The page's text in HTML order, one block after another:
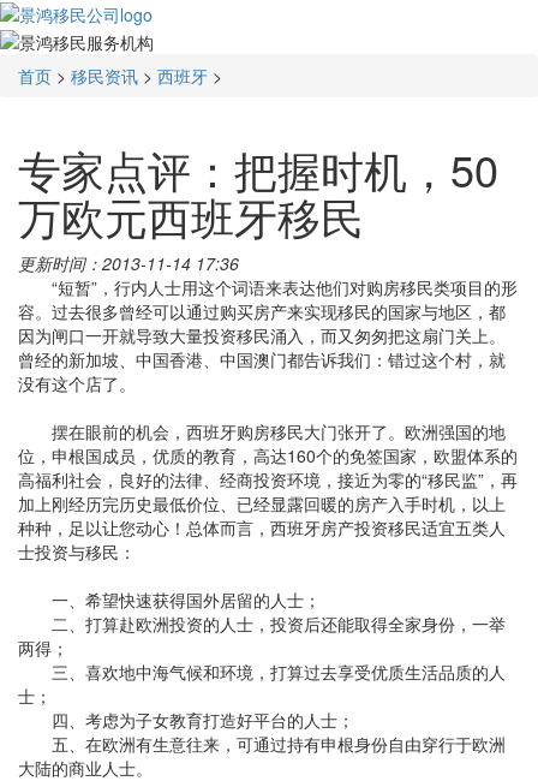
首页 > 移民资讯 > 西班牙 >
专家点评：把握时机，50
万欧元西班牙移民
更新时间：2013-11-14 17:36
“短暂”，行内人士用这个词语来表达他们对购房移民类项目的形
容。过去很多曾经可以通过购买房产来实现移民的国家与地区，都
因为闸口一开就导致大量投资移民涌入，而又匆匆把这扇门关上。
曾经的新加坡、中国香港、中国澳门都告诉我们：错过这个村，就
没有这个店了。
摆在眼前的机会，西班牙购房移民大门张开了。欧洲强国的地
位，申根国成员，优质的教育，高达160个的免签国家，欧盟体系的
高福利社会，良好的法律、经商投资环境，接近为零的“移民监”，再
加上刚经历完历史最低价位、已经显露回暖的房产入手时机，以上
种种，足以让您动心！总体而言，西班牙房产投资移民适宜五类人
士投资与移民：
一、希望快速获得国外居留的人士；
二、打算赴欧洲投资的人士，投资后还能取得全家身份，一举
两得；
三、喜欢地中海气候和环境，打算过去享受优质生活品质的人
士；
四、考虑为子女教育打造好平台的人士；
五、在欧洲有生意往来，可通过持有申根身份自由穿行于欧洲
大陆的商业人士。